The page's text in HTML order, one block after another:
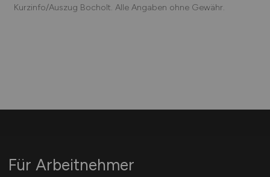
Kurzinfo/Auszug Bocholt. Alle Angaben ohne Gewähr.
Für Arbeitnehmer